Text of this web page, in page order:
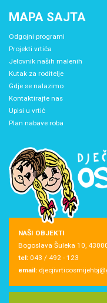
MAPA SAJTA
Odgojni programi
Projekti vrtića
Jelovnik naših malenih
Kutak za roditelje
Gdje se nalazimo
Kontaktirajte nas
Upisi u vrtić
Plan nabave roba
NAŠI OBJEKTI
Bogoslava Šuleka 10,
tel: 043 / 492 - 123
email: